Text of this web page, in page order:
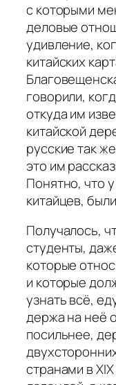
с которыми
деловые
удивление,
китайских
говорили,
откуда им
китайской
русские так
это им
Понятно, что
китайцев,
Получалось,
студенты,
которые
и которые
узнать всё,
держа на неё
посильнее,
странами в